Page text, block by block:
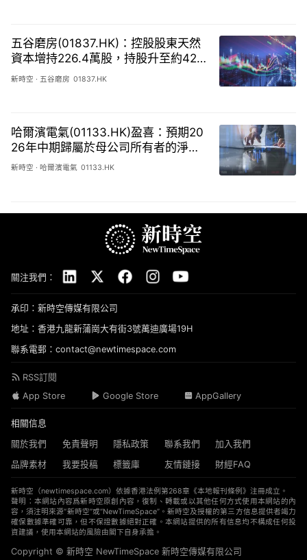
五谷磨房(01837.HK)：控股股東天然
資本增持226.4萬股，持股升至約42.7
6%
新時空 · 五谷磨房 01837.HK
哈爾濱電氣(01133.HK)盈喜：預期20
26年中期歸屬於母公司所有者的淨利
潤約爲17億人民幣元
新時空 ·哈爾濱電氣 01133.HK
關注我們：
承印：新時空傳媒有限公司
地址：香港九龍新蒲崗大有街3號萬迪廣場19H
聯系電郵：contact@newtimespace.com
RSS訂閱
App Store
Google Store AppGallery
相關信息
關於我們
免責聲明 隱私政策 聯系我們
加入我們
品牌素材
我要投稿 標籤庫 友情鏈接 財經FAQ
新時空（newtimespace.com）依據香港法例第268章《本地報刊條例》注冊成立。
聲明：本網站內容爲新時空原創內容，復制、轉載或以其他任何方式使用本網站的內
容，須注明來源“新時空”或“NewTimeSpace”。新時空及授權的第三方信息提供者竭力
確保數據準確可靠，但不保證數據絕對正確。本網站提供的所有信息均不構成任何投
資建議，使用本網站的風險由閣下自身承擔。
Copyright © 新時空 ‌NewTimeSpace 新時空傳媒有限公司